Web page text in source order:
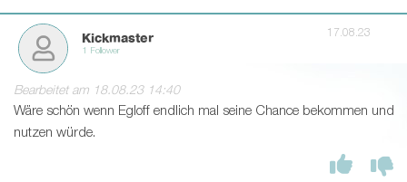
Kickmaster
1 Follower
17.08.23
Bearbeitet am 18.08.23 14:40
Wäre schön wenn Egloff endlich mal seine Chance bekommen und
nutzen würde.